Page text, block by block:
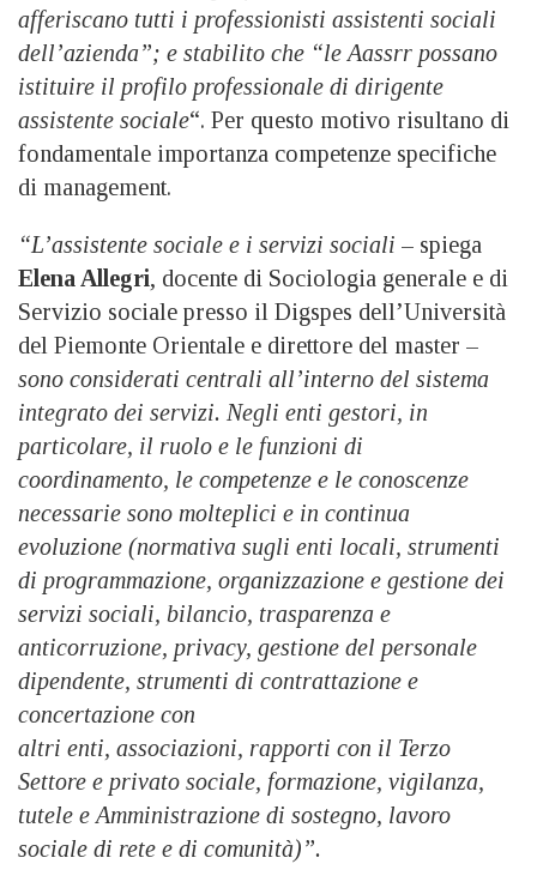
afferiscano tutti i professionisti assistenti sociali
dell’azienda”; e stabilito che “le Aassrr possano
istituire il profilo professionale di dirigente
assistente sociale“. Per questo motivo risultano di
fondamentale importanza competenze specifiche
di management.
“L’assistente sociale e i servizi sociali – spiega
Elena Allegri, docente di Sociologia generale e di
Servizio sociale presso il Digspes dell’Università
del Piemonte Orientale e direttore del master –
sono considerati centrali all’interno del sistema
integrato dei servizi. Negli enti gestori, in
particolare, il ruolo e le funzioni di
coordinamento, le competenze e le conoscenze
necessarie sono molteplici e in continua
evoluzione (normativa sugli enti locali, strumenti
di programmazione, organizzazione e gestione dei
servizi sociali, bilancio, trasparenza e
anticorruzione, privacy, gestione del personale
dipendente, strumenti di contrattazione e
concertazione con
altri enti, associazioni, rapporti con il Terzo
Settore e privato sociale, formazione, vigilanza,
tutele e Amministrazione di sostegno, lavoro
sociale di rete e di comunità)”.